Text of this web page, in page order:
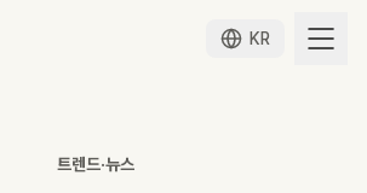
KR
공식 활동을 끝낸 뒤에도 6월 6일 음악중심
강 이상으로 활동을 중단했다가 39일 만에
트렌드·뉴스